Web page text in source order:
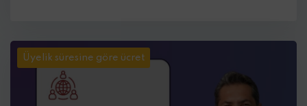
Üyelik süresine göre ücret